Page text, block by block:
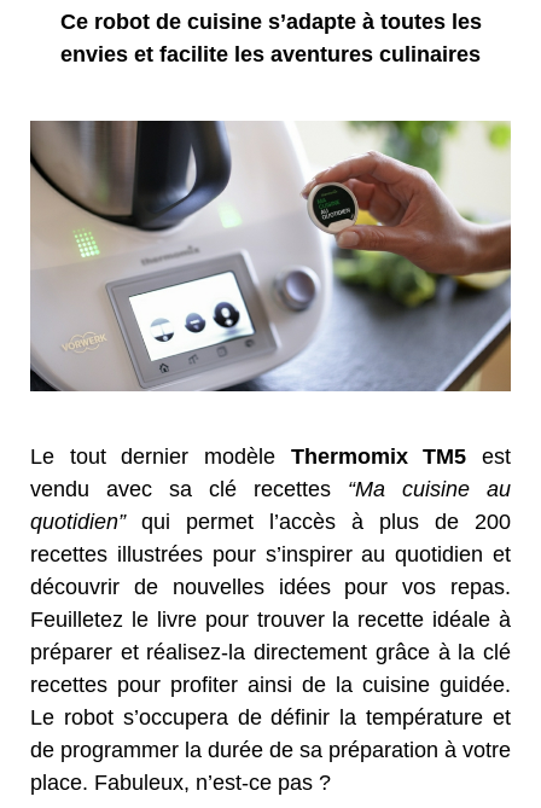
Ce robot de cuisine s’adapte à toutes les
envies et facilite les aventures culinaires
Le tout dernier modèle Thermomix TM5 est
vendu avec sa clé recettes “Ma cuisine au
quotidien”qui permet l’accès à plus de 200
recettes illustrées pour s’inspirer au quotidien et
découvrir de nouvelles idées pour vos repas.
Feuilletez le livre pour trouver la recette idéale à
préparer et réalisez-la directement grâce à la clé
recettes pour profiter ainsi de la cuisine guidée.
Le robot s’occupera de définir la température et
de programmer la durée de sa préparation à votre
place. Fabuleux, n’est-ce pas ?